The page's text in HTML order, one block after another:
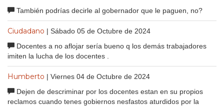
También podrías decirle al gobernador que le paguen, no?
Ciudadano | Sábado 05 de Octubre de 2024
Docentes a no aflojar sería bueno q los demás trabajadores
imiten la lucha de los docentes .
Humberto | Viernes 04 de Octubre de 2024
Dejen de descriminar por los docentes estan en su propios
reclamos cuando tenes gobiernos nesfastos aturdidos por la